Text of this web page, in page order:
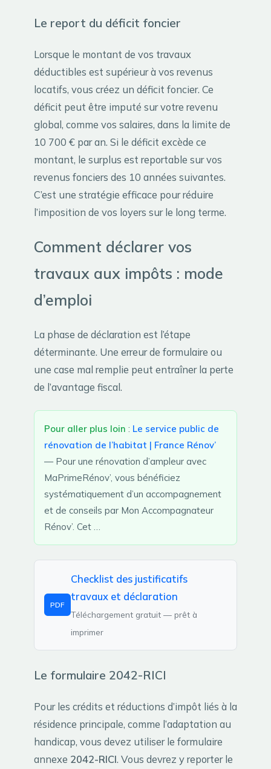
Le report du déficit foncier
Lorsque le montant de vos travaux
déductibles est supérieur à vos revenus
locatifs, vous créez un déficit foncier. Ce
déficit peut être imputé sur votre revenu
global, comme vos salaires, dans la limite de
10 700 € par an. Si le déficit excède ce
montant, le surplus est reportable sur vos
revenus fonciers des 10 années suivantes.
C’est une stratégie efficace pour réduire
l’imposition de vos loyers sur le long terme.
Comment déclarer vos
travaux aux impôts : mode
d’emploi
La phase de déclaration est l’étape
déterminante. Une erreur de formulaire ou
une case mal remplie peut entraîner la perte
de l’avantage fiscal.
Pour aller plus loin : Le service public de
rénovation de l’habitat | France Rénov’
— Pour une rénovation d’ampleur avec
MaPrimeRénov’, vous bénéficiez
systématiquement d’un accompagnement
et de conseils par Mon Accompagnateur
Rénov’. Cet …
PDF
Checklist des justificatifs
travaux et déclaration
Téléchargement gratuit — prêt à
imprimer
Le formulaire 2042-RICI
Pour les crédits et réductions d’impôt liés à la
résidence principale, comme l’adaptation au
handicap, vous devez utiliser le formulaire
annexe 2042-RICI. Vous devrez y reporter le